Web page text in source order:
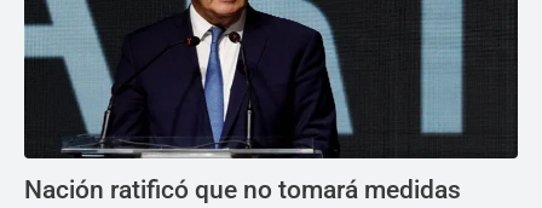
Nación ratificó que no tomará medidas